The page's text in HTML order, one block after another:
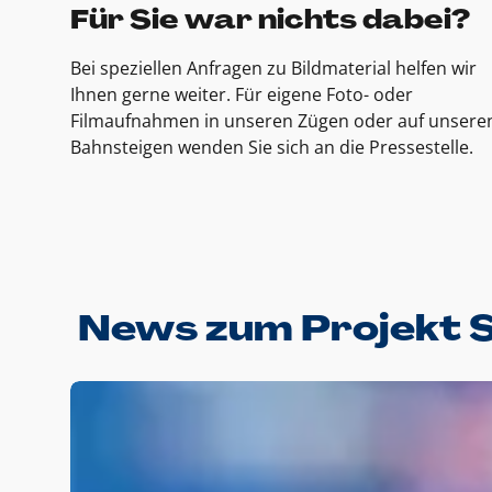
Für Sie war nichts dabei?
Bei speziellen Anfragen zu Bildmaterial helfen wir
Ihnen gerne weiter. Für eigene Foto- oder
Filmaufnahmen in unseren Zügen oder auf
Bahnsteigen wenden Sie sich an die Pressestelle.
News zum Projekt